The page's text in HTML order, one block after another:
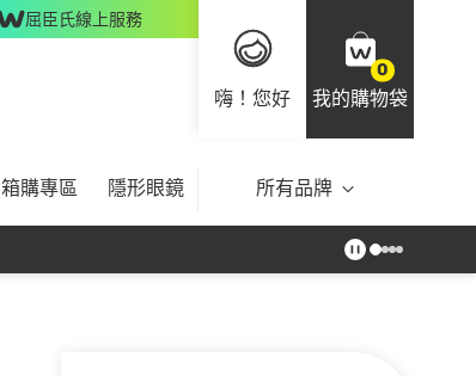
屈臣氏線上服務
嗨！您好
0
我的購物袋
箱購專區 隱形眼鏡 所有品牌